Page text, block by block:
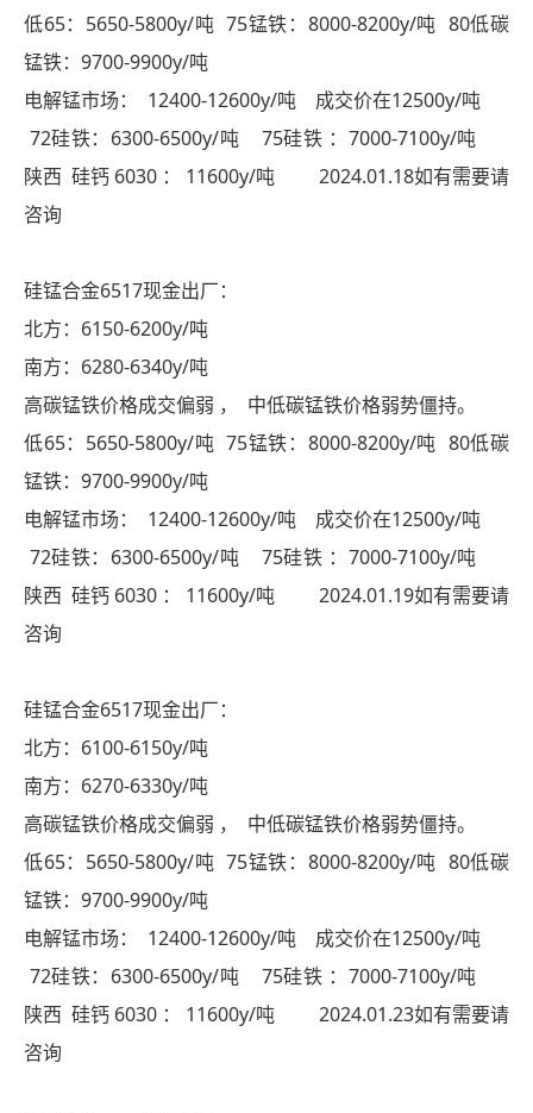
低65：5650-5800y/吨 75锰铁：8000-8200y/吨 80低碳
锰铁：9700-9900y/吨
电解锰市场： 12400-12600y/吨 成交价在12500y/吨
72硅铁：6300-6500y/吨 75硅铁 ：7000-7100y/吨
陕西 硅钙 6030 ： 11600y/吨 2024.01.18如有需要请
咨询
硅锰合金6517现金出厂：
北方：6150-6200y/吨
南方：6280-6340y/吨
高碳锰铁价格成交偏弱 ， 中低碳锰铁价格弱势僵持。
低65：5650-5800y/吨 75锰铁：8000-8200y/吨 80低碳
锰铁：9700-9900y/吨
电解锰市场： 12400-12600y/吨 成交价在12500y/吨
72硅铁：6300-6500y/吨 75硅铁 ：7000-7100y/吨
陕西 硅钙 6030 ： 11600y/吨 2024.01.19如有需要请
咨询
硅锰合金6517现金出厂：
北方：6100-6150y/吨
南方：6270-6330y/吨
高碳锰铁价格成交偏弱 ， 中低碳锰铁价格弱势僵持。
低65：5650-5800y/吨 75锰铁：8000-8200y/吨 80低碳
锰铁：9700-9900y/吨
电解锰市场： 12400-12600y/吨 成交价在12500y/吨
72硅铁：6300-6500y/吨 75硅铁 ：7000-7100y/吨
陕西 硅钙 6030 ： 11600y/吨 2024.01.23如有需要请
咨询